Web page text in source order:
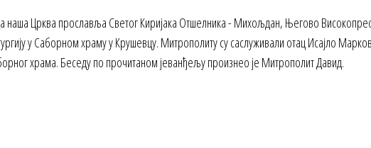
наша Црква прославља Светог Киријака Отшелника - Михољдан, Његово
у Саборном храму у Крушевцу. Митрополиту су саслуживали отац Исајло
храма. Беседу по прочитаном јеванђељу произнео је Митрополит Давид.